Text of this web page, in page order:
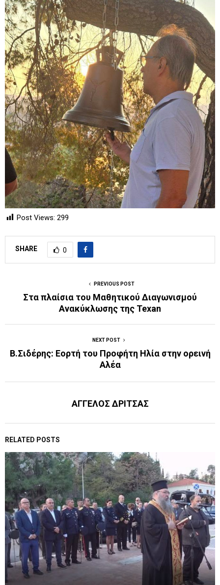
Post Views: 299
SHARE 0
PREVIOUS POST
Στα πλαίσια του Μαθητικού Διαγωνισμού
Ανακύκλωσης της Texan
NEXT POST
Β.Σιδέρης: Εορτή του Προφήτη Ηλία στην ορεινή
Αλέα
ΑΓΓΕΛΟΣ ΔΡΙΤΣΑΣ
RELATED POSTS